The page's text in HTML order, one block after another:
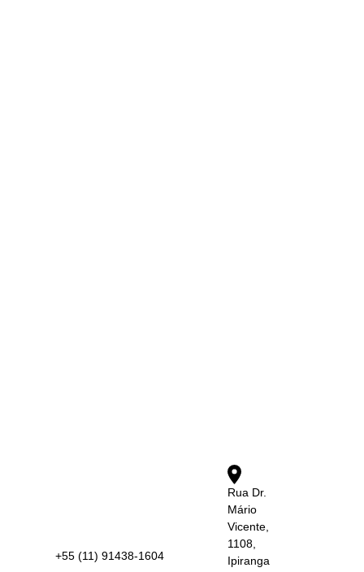
+55 (11) 91438-1604
Rua Dr.
Mário
Vicente,
1108,
Ipiranga